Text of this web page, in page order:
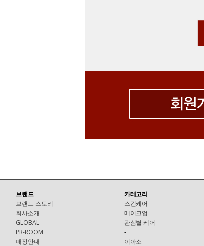
브랜드
브랜드 스토리
회사소개
GLOBAL
PR-ROOM
매장안내
카테고리
스킨케어
메이크업
관심별 케어
-
이아소